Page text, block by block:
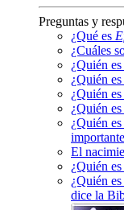
Preguntas y
¿Qué es
¿Cuáles
¿Quién es
¿Quién es
¿Quién es
¿Quién es
¿Quién es
El
¿Quién es
¿Quién es
dice la